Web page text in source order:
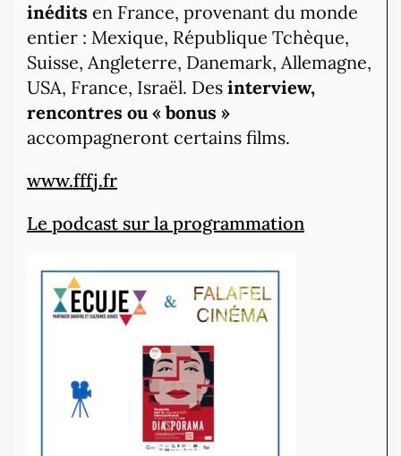
inédits en France, provenant du monde
entier : Mexique, République Tchèque,
Suisse, Angleterre, Danemark, Allemagne,
USA, France, Israël. Des interview,
rencontres ou « bonus »
accompagneront certains films.
www.fffj.fr
Le podcast sur la programmation